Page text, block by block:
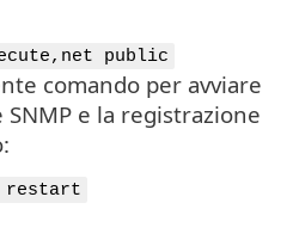
public
comando per avviare
e la registrazione
restart